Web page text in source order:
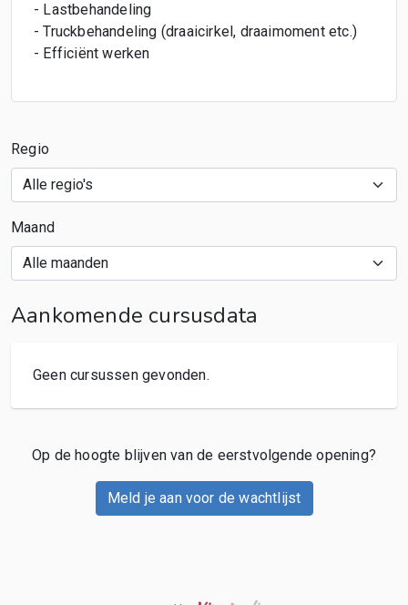
- Lastbehandeling
- Truckbehandeling (draaicirkel, draaimoment etc.)
- Efficiënt werken
Regio
Maand
Aankomende cursusdata
Geen cursussen gevonden.
Op de hoogte blijven van de eerstvolgende opening?
Meld je aan voor de wachtlijst